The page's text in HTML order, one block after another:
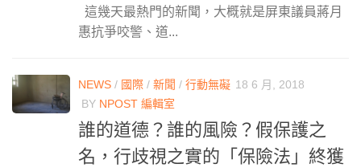
這幾天最熱門的新聞，大概就是屏東議員蔣月
惠抗爭咬警、道...
NEWS / 國際 / 新聞 / 行動無礙 18 6 月, 2018
BY NPOST 編輯室
誰的道德？誰的風險？假保護之
名，行歧視之實的「保險法」終獲